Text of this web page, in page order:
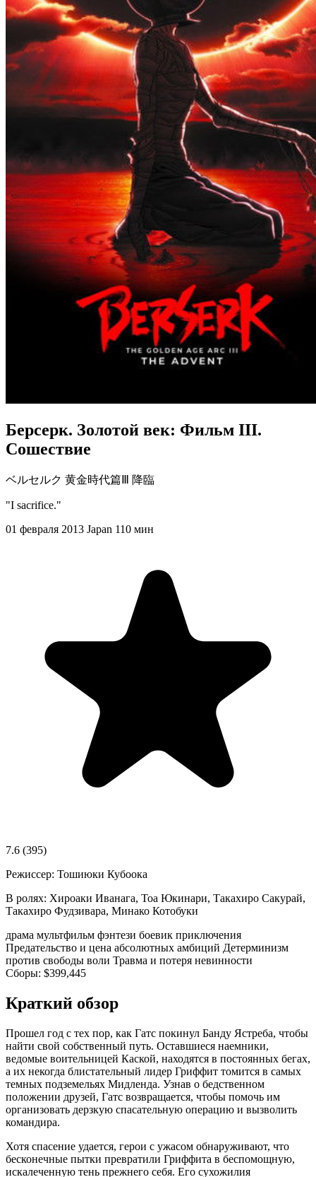
Берсерк. Золотой век: Фильм III.
Сошествие
ベルセルク 黄金時代篇Ⅲ 降臨
"I sacrifice."
01 февраля 2013 Japan 110 мин
7.6 (395)
Режиссер: Тошиюки Кубоока
В ролях: Хироаки Иванага, Тоа Юкинари, Такахиро Сакурай,
Такахиро Фудзивара, Минако Котобуки
драма мультфильм фэнтези боевик приключения
Предательство и цена абсолютных амбиций Детерминизм
против свободы воли Травма и потеря невинности
Сборы: $399,445
Краткий обзор
Прошел год с тех пор, как Гатс покинул Банду Ястреба, чтобы
найти свой собственный путь. Оставшиеся наемники,
ведомые воительницей Каской, находятся в постоянных бегах,
а их некогда блистательный лидер Гриффит томится в самых
темных подземельях Мидленда. Узнав о бедственном
положении друзей, Гатс возвращается, чтобы помочь им
организовать дерзкую спасательную операцию и вызволить
командира.
Хотя спасение удается, герои с ужасом обнаруживают, что
бесконечные пытки превратили Гриффита в беспомощную,
искалеченную тень прежнего себя. Его сухожилия